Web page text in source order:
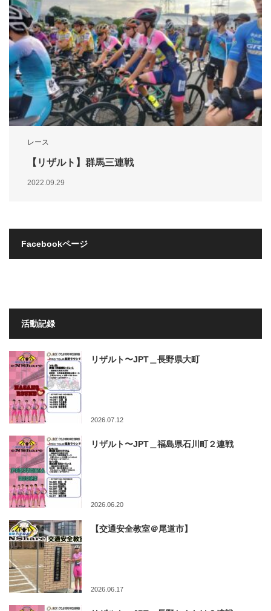
レース
【リザルト】群馬三連戦
2022.09.29
Facebookページ
活動記録
リザルト〜JPT＿長野県大町
2026.07.12
リザルト〜JPT＿福島県石川町２連戦
2026.06.20
【交通安全教室＠尾道市】
2026.06.17